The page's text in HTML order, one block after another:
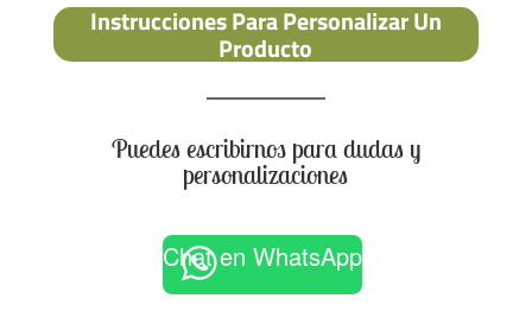
Instrucciones Para Personalizar Un
Producto
Puedes escribirnos para dudas y
personalizaciones
Chat en WhatsApp